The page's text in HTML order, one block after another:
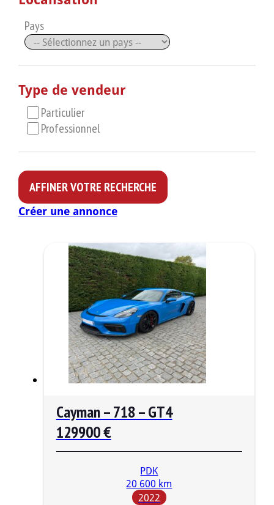
Pays
Type de vendeur
Particulier
Professionnel
Créer une annonce
Cayman – 718 – GT4
129900 €
2022
20 600 km
PDK